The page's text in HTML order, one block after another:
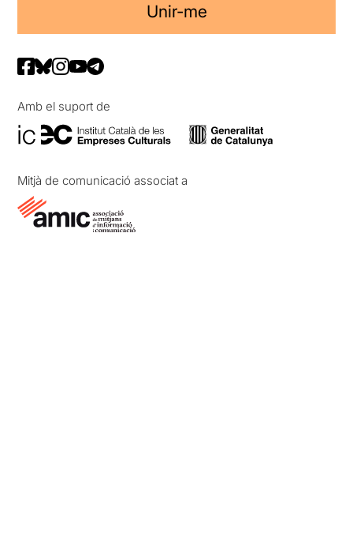
Unir-me
Amb el suport de
Mitjà de comunicació associat a